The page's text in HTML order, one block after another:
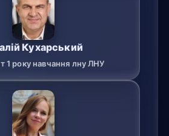
Кухарський
1 року навчання лну ЛНУ